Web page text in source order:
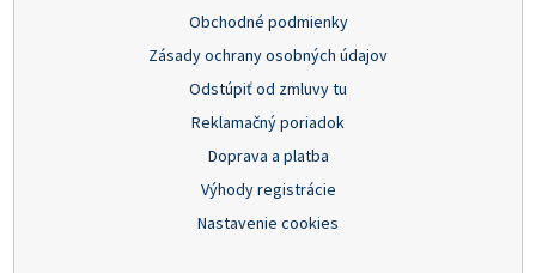
Obchodné podmienky
Zásady ochrany osobných údajov
Odstúpiť od zmluvy tu
Reklamačný poriadok
Doprava a platba
Výhody registrácie
Nastavenie cookies